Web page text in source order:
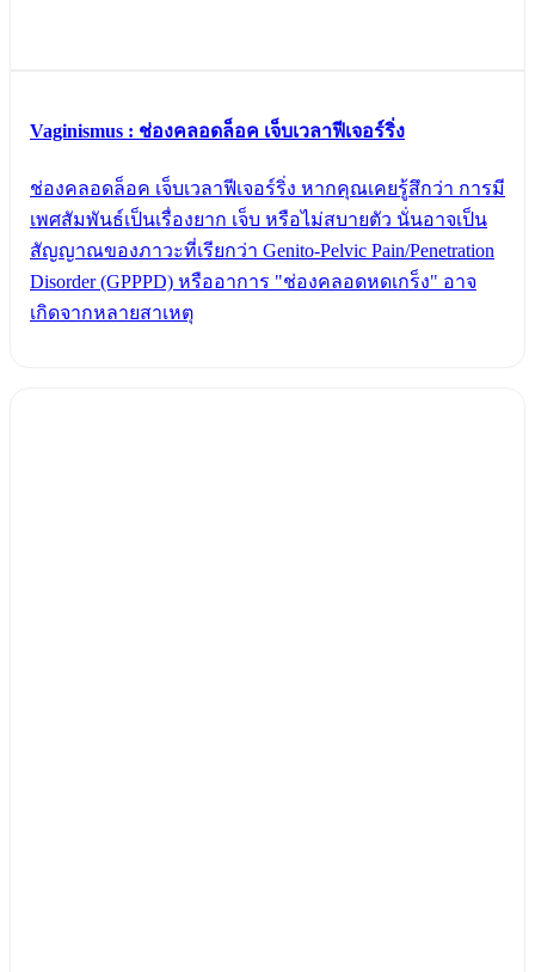
Vaginismus : ช่องคลอดล็อค เจ็บเวลาฟีเจอร์ริ่ง
ช่องคลอดล็อค เจ็บเวลาฟีเจอร์ริ่ง หากคุณเคยรู้สึกว่า การมี
เพศสัมพันธ์เป็นเรื่องยาก เจ็บ หรือไม่สบายตัว นั่นอาจเป็น
สัญญาณของภาวะที่เรียกว่า Genito-Pelvic Pain/Penetration
Disorder (GPPPD) หรืออาการ "ช่องคลอดหดเกร็ง" อาจ
เกิดจากหลายสาเหตุ